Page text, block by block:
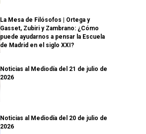
La Mesa de Filósofos | Ortega y
Gasset, Zubiri y Zambrano: ¿Cómo
puede ayudarnos a pensar la Escuela
de Madrid en el siglo XXI?
Noticias al Mediodía del 21 de julio de
2026
Noticias al Mediodía del 20 de julio de
2026